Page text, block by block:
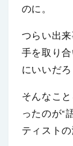
のに。
つらい出
手を取り
にいいだろ
そんなこ
ったのが“
ティスト